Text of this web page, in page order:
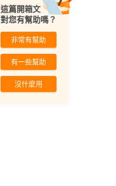
這篇開箱文
對您有幫助嗎？
非常有幫助
有一些幫助
沒什麼用